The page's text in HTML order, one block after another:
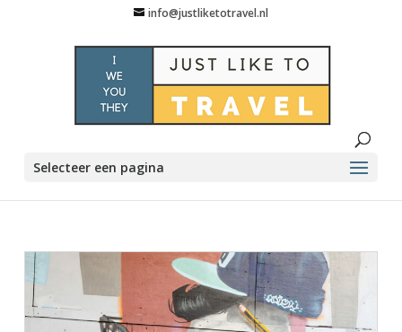
info@justliketotravel.nl
Selecteer een pagina